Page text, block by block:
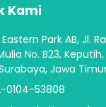
Kami
Park AB, Jl.
No. B23, Keputih,
Jawa Timur
0104-53808